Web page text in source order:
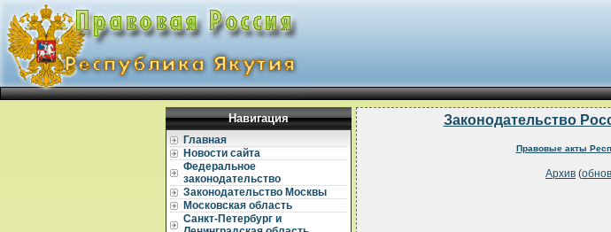
Навигация
Главная
Новости сайта
Федеральное
законодательство
Законодательство Москвы
Московская область
Санкт-Петербург и
Законодательство
Правовые акты
Архив (